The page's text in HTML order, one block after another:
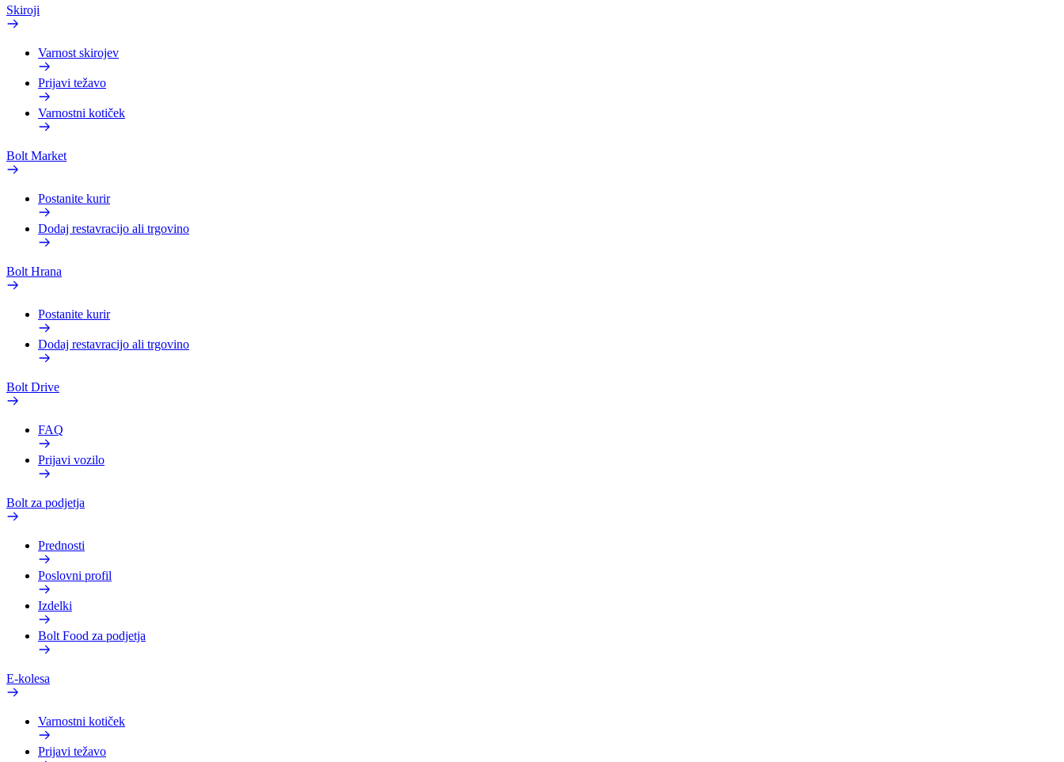
Skiroji
Varnost skirojev
Prijavi težavo
Varnostni kotiček
Bolt Market
Postanite kurir
Dodaj restavracijo ali trgovino
Bolt Hrana
Postanite kurir
Dodaj restavracijo ali trgovino
Bolt Drive
FAQ
Prijavi vozilo
Bolt za podjetja
Prednosti
Poslovni profil
Izdelki
Bolt Food za podjetja
E-kolesa
Varnostni kotiček
Prijavi težavo